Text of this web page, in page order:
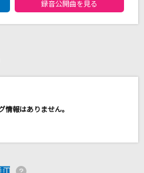
ターステップ
録音公開曲を見る